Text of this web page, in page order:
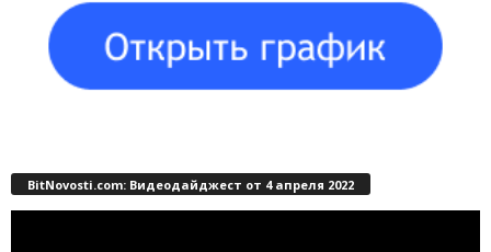
BitNovosti.com: Видеодайджест от 4 апреля 2022